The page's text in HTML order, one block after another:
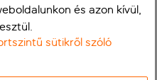
és azon kívül,
sütikről szóló